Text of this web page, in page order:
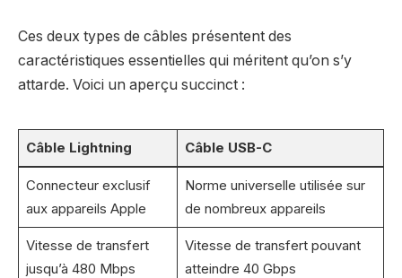
Ces deux types de câbles présentent des
caractéristiques essentielles qui méritent qu’on s’y
attarde. Voici un aperçu succinct :
Câble Lightning Câble USB-C
Connecteur exclusif
aux appareils Apple
Norme universelle utilisée sur
de nombreux appareils
Vitesse de transfert
jusqu’à 480 Mbps
Vitesse de transfert pouvant
atteindre 40 Gbps